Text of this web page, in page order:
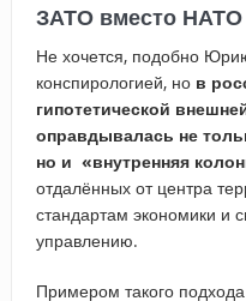
ЗАТО вместо НАТО
Не хочется, подобно
конспирологией, но в
гипотетической
оправдывалась не
но и «внутренняя
отдалённых от центра
стандартам экономики и
управлению.
Примером такого